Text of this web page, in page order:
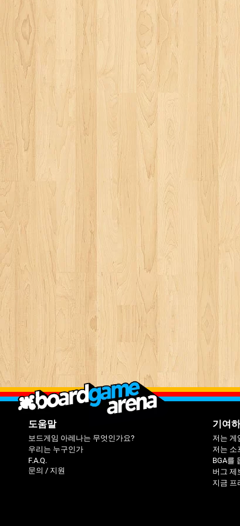
도움말
보드게임 아레나는 무엇인가요?
우리는 누구인가
F.A.Q.
문의 / 지원
기여
저는 게
저는 소
BGA를
버그 제
지금 프